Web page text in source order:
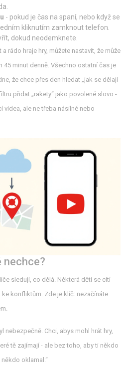
- pokud je čas na spaní, nebo když se
kliknutím zamknout telefon.
dokud neodemknete.
rádo hraje hry, můžete nastavit, že může
45 minut denně. Všechno ostatní čas je
že chce přes den hledat „jak se dělají
přidat „rakety“ jako povolené slovo -
videa, ale ne třeba násilné nebo
nechce?
sledují, co dělá. Některá děti se cítí
konfliktům. Zde je klíč: nezačínáte
nebezpečně. Chci, abys mohl hrát hry,
tě zajímají - ale bez toho, aby ti někdo
oklamal.“